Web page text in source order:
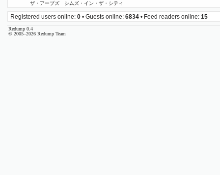
ザ・アーブズ シムズ・イン・ザ・シティ
Registered users online: 0 • Guests online: 6834 • Feed readers online: 15
Redump 0.4
© 2005–2026 Redump Team